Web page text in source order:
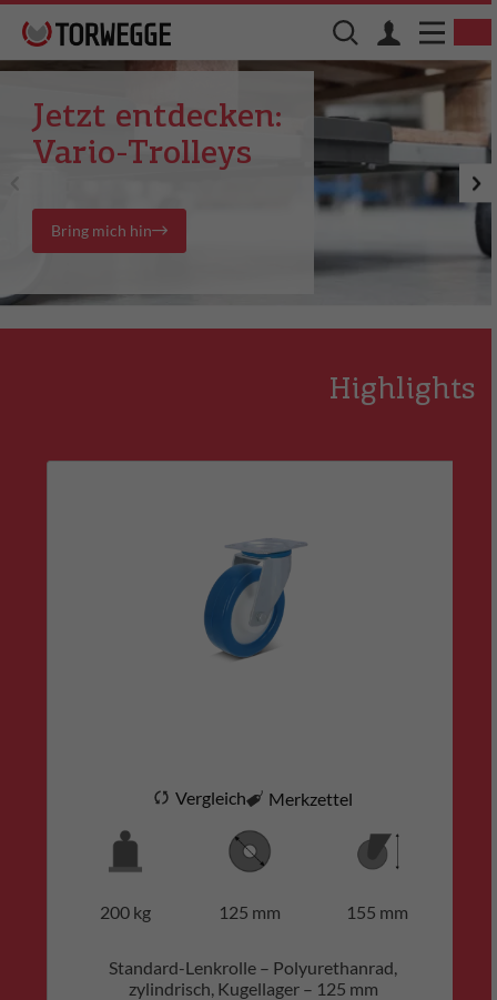
Jetzt entdecken:
Vario-Trolleys
Bring mich hin
Highlights
Vergleich Merkzettel
200 kg 125 mm 155 mm
Standard-Lenkrolle – Polyurethanrad,
zylindrisch, Kugellager – 125 mm